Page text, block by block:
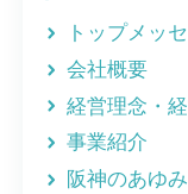
トップメッ
会社概要
経営理念・
事業紹介
阪神のあゆみ